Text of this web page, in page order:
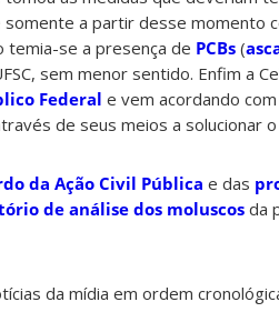
somente a partir desse momento
temia-se a presença de PCBs (
sem menor sentido. Enfim a
Federal e vem acordando
de seus meios a solucionar
da Ação Civil Pública e das
de análise dos moluscos da
da mídia em ordem